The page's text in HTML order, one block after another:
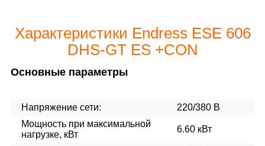
Характеристики Endress ESE 606
DHS-GT ES +CON
Основные параметры
Напряжение сети:
220/380 В
Мощность при максимальной
нагрузке, кВт
6.60 кВт